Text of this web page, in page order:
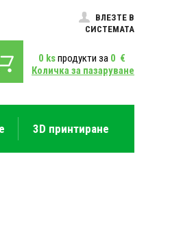
ВЛЕЗТЕ В
СИСТЕМАТА
0 ksпродукти за 0 €
Количка за пазаруване
3D принтиране